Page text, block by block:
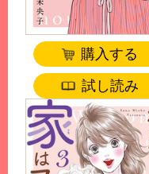
購入する
試し読み